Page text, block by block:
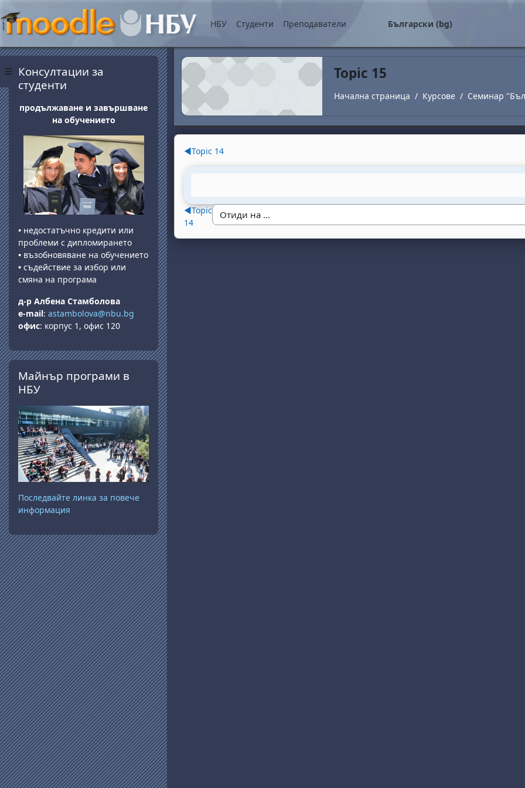
Прескочи на основното съдържание
Страничен панел
НБУ Студенти Преподаватели Български ‎(bg)‎
Topic 15
Начална страница Курсове Семинар
Section outline
◀︎Topic 14
◀︎Topic
14
Блокове
Консултации за
студенти
продължаване и завършване
на обучението
• недостатъчно кредити или
проблеми с дипломирането
• възобновяване на обучението
• съдействие за избор или
смяна на програма
д-р Албена Стамболова
e-mail: astambolova@nbu.bg
офис: корпус 1, офис 120
Прескочи Майнър програми в НБУ
Майнър програми в
НБУ
Последвайте линка за повече
информация